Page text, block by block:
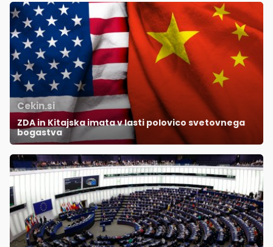
Cekin.si
ZDA in Kitajska imata v lasti polovico svetovnega
bogastva